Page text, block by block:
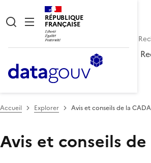
RÉPUBLIQUE
FRANÇAISE
Accueil Explorer Avis et conseils de la CADA
Avis et conseils